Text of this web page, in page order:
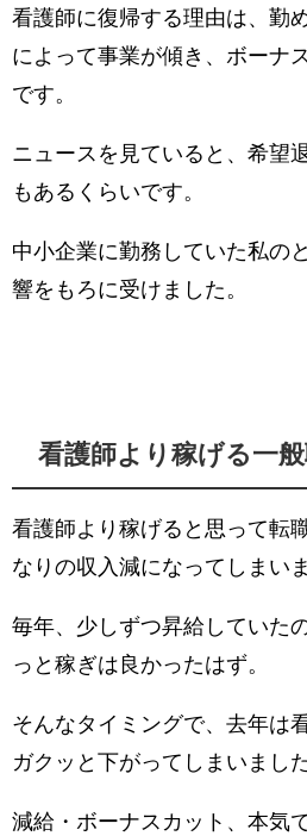
看護師に復帰する理由は、勤
によって事業が傾き、ボーナ
です。
ニュースを見ていると、希望
もあるくらいです。
中小企業に勤務していた私の
響をもろに受けました。
看護師より稼げる一
看護師より稼げると思って転
なりの収入減になってしまい
毎年、少しずつ昇給していた
っと稼ぎは良かったはず。
そんなタイミングで、去年は
ガクッと下がってしまいました
減給・ボーナスカット、本気